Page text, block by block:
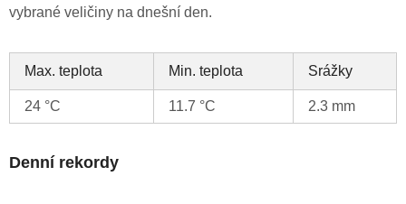
vybrané veličiny na dnešní den.
Max. teplota Min. teplota Srážky
24 °C 11.7 °C 2.3 mm
Denní rekordy